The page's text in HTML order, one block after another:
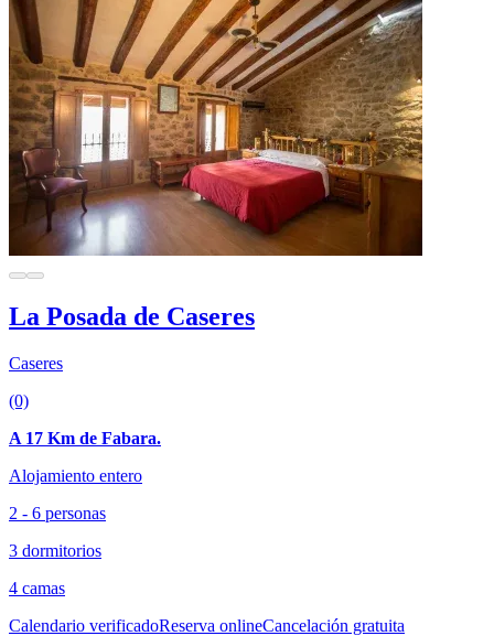
La Posada de Caseres
Caseres
(0)
A 17 Km de Fabara.
Alojamiento entero
2 - 6 personas
3 dormitorios
4 camas
Calendario verificadoReserva onlineCancelación gratuita